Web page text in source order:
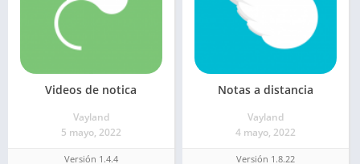
Videos de notica
Vayland
5 mayo, 2022
Versión 1.4.4
Notas a distancia
Vayland
4 mayo, 2022
Versión 1.8.22